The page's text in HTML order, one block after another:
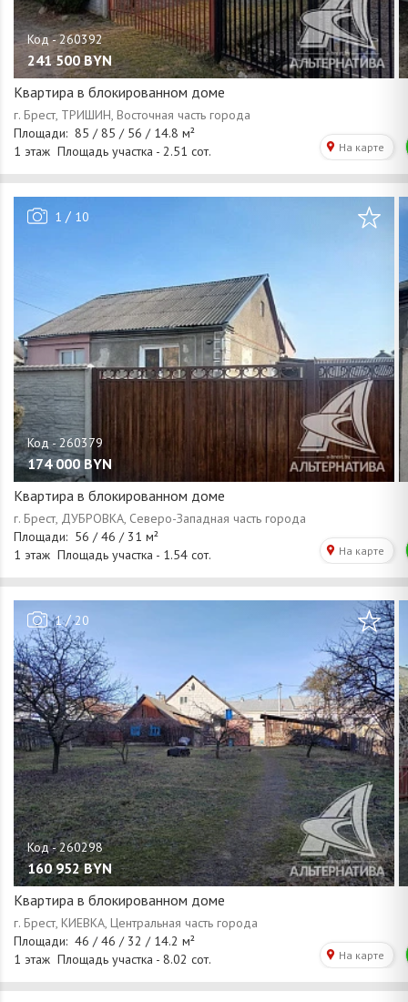
241 500 BYN
Квартира в блокированном доме
1 / 10
174 000 BYN
Квартира в блокированном доме
1/20
160 952 BYN
Квартира в блокированном доме